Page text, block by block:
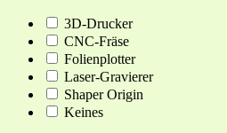
3D-Drucker
CNC-Fräse
Folienplotter
Laser-Gravierer
Shaper Origin
Keines